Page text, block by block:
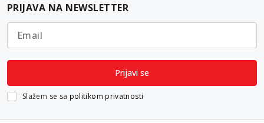
PRIJAVA NA NEWSLETTER
Email
Prijavi se
Slažem se sa politikom privatnosti